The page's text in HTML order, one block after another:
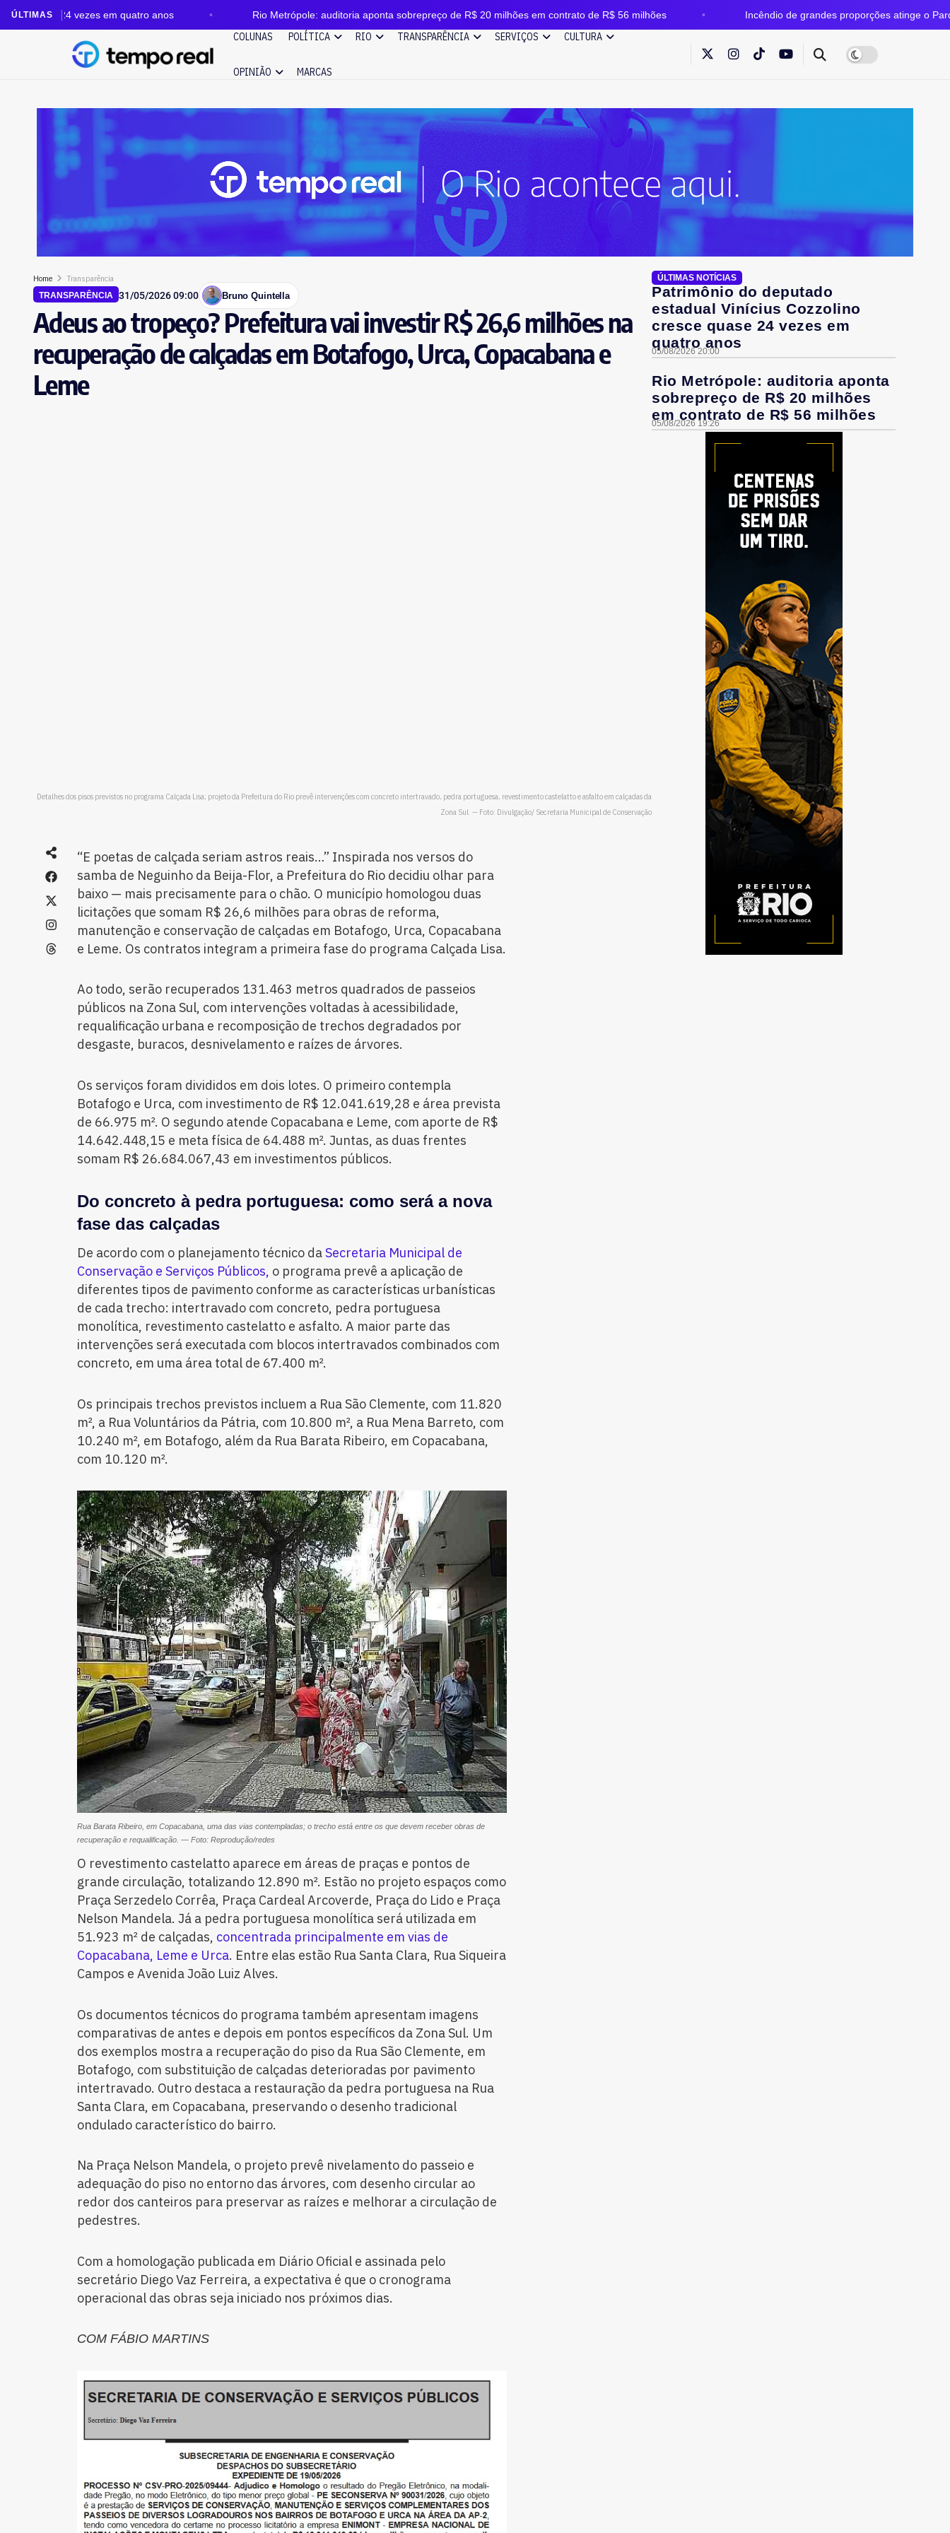
ÚLTIMAS
vezes em quatro anos Rio Metrópole: auditoria aponta sobrepreço de R$ 20 milhões em contrato de R$ 56 milhões Incêndio de grandes proporções atinge o Parque
COLUNAS POLÍTICA RIO TRANSPARÊNCIA SERVIÇOS CULTURA
OPINIÃO MARCAS
Home Transparência
TRANSPARÊNCIA 31/05/2026 09:00 Bruno Quintella
Adeus ao tropeço? Prefeitura vai investir R$ 26,6 milhões na
recuperação de calçadas em Botafogo, Urca, Copacabana e
Leme
Detalhes dos pisos previstos no programa Calçada Lisa; projeto da Prefeitura do Rio prevê intervenções com concreto intertravado, pedra portuguesa, revestimento castelatto e asfalto em calçadas da
Zona Sul. — Foto: Divulgação/ Secretaria Municipal de Conservação
“E poetas de calçada seriam astros reais…” Inspirada nos versos do
samba de Neguinho da Beija-Flor, a Prefeitura do Rio decidiu olhar para
baixo — mais precisamente para o chão. O município homologou duas
licitações que somam R$ 26,6 milhões para obras de reforma,
manutenção e conservação de calçadas em Botafogo, Urca, Copacabana
e Leme. Os contratos integram a primeira fase do programa Calçada Lisa.
Ao todo, serão recuperados 131.463 metros quadrados de passeios
públicos na Zona Sul, com intervenções voltadas à acessibilidade,
requalificação urbana e recomposição de trechos degradados por
desgaste, buracos, desnivelamento e raízes de árvores.
Os serviços foram divididos em dois lotes. O primeiro contempla
Botafogo e Urca, com investimento de R$ 12.041.619,28 e área prevista
de 66.975 m². O segundo atende Copacabana e Leme, com aporte de R$
14.642.448,15 e meta física de 64.488 m². Juntas, as duas frentes
somam R$ 26.684.067,43 em investimentos públicos.
Do concreto à pedra portuguesa: como será a nova
fase das calçadas
De acordo com o planejamento técnico daSecretaria Municipal de
Conservação e Serviços Públicos, o programa prevê a aplicação de
diferentes tipos de pavimento conforme as características urbanísticas
de cada trecho: intertravado com concreto, pedra portuguesa
monolítica, revestimento castelatto e asfalto. A maior parte das
intervenções será executada com blocos intertravados combinados com
concreto, em uma área total de 67.400 m².
Os principais trechos previstos incluem a Rua São Clemente, com 11.820
m², a Rua Voluntários da Pátria, com 10.800 m², a Rua Mena Barreto, com
10.240 m², em Botafogo, além da Rua Barata Ribeiro, em Copacabana,
com 10.120 m².
Rua Barata Ribeiro, em Copacabana, uma das vias contempladas; o trecho está entre os que devem receber obras de
recuperação e requalificação. — Foto: Reprodução/redes
O revestimento castelatto aparece em áreas de praças e pontos de
grande circulação, totalizando 12.890 m². Estão no projeto espaços como
Praça Serzedelo Corrêa, Praça Cardeal Arcoverde, Praça do Lido e Praça
Nelson Mandela. Já a pedra portuguesa monolítica será utilizada em
51.923 m² de calçadas, concentrada principalmente em vias de
Copacabana, Leme e Urca. Entre elas estão Rua Santa Clara, Rua Siqueira
Campos e Avenida João Luiz Alves.
Os documentos técnicos do programa também apresentam imagens
comparativas de antes e depois em pontos específicos da Zona Sul. Um
dos exemplos mostra a recuperação do piso da Rua São Clemente, em
Botafogo, com substituição de calçadas deterioradas por pavimento
intertravado. Outro destaca a restauração da pedra portuguesa na Rua
Santa Clara, em Copacabana, preservando o desenho tradicional
ondulado característico do bairro.
Na Praça Nelson Mandela, o projeto prevê nivelamento do passeio e
adequação do piso no entorno das árvores, com desenho circular ao
redor dos canteiros para preservar as raízes e melhorar a circulação de
pedestres.
Com a homologação publicada em Diário Oficial e assinada pelo
secretário Diego Vaz Ferreira, a expectativa é que o cronograma
operacional das obras seja iniciado nos próximos dias.
COM FÁBIO MARTINS
ÚLTIMAS NOTÍCIAS
Patrimônio do deputado
estadual Vinícius Cozzolino
cresce quase 24 vezes em
quatro anos
05/08/2026 20:00
Rio Metrópole: auditoria aponta
sobrepreço de R$ 20 milhões
em contrato de R$ 56 milhões
05/08/2026 19:26